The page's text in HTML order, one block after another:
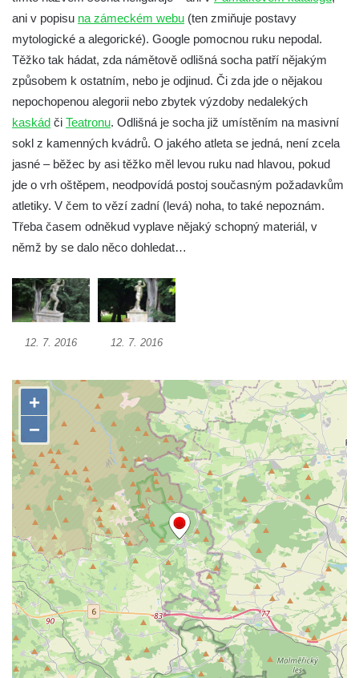
Socha Mamutí lebka v ZOO Hluboká
Socha Mamut srstnatý v ZOO Hluboká
Socha Orel v ZOO Hluboká
Socha Vydry si hrají v ZOO Hluboká
Socha Přátelství v ZOO Hluboká
Socha Matka příroda v ZOO Hluboká
Socha Lišky v ZOO Hluboká
Socha Vlčice s mládětem v ZOO Hluboká
Socha Rys číhající na srnu v ZOO Hluboká
Socha Tygr v ZOO Hluboká
Socha Želva v ZOO Hluboká
Socha Kozorožec horský v ZOO Hluboká
Socha Housenka v ZOO Hluboká
Socha Nosorožík v ZOO Hluboká
Socha Rosomák v ZOO Hluboká
Socha Beruška v ZOO Hluboká
Socha Vážka v ZOO Hluboká
Socha Volavka v ZOO Hluboká
Flamingo trůn v ZOO Hluboká
Lavička Kůň Převalského v ZOO Hluboká
Lysá nad Labem, barokní město Šporkovo
Socha Opičákovník v ZOO Hluboká
Socha Roháč v ZOO Hluboká
Socha Mystik v ZOO Hluboká
ani v popisu na zámeckém webu (ten zmiňuje postavy
mytologické a alegorické). Google pomocnou ruku nepodal.
Těžko tak hádat, zda námětově odlišná socha patří nějakým
způsobem k ostatním, nebo je odjinud. Či zda jde o nějakou
nepochopenou alegorii nebo zbytek výzdoby nedalekých
kaskád či Teatronu. Odlišná je socha již umístěním na masivní
sokl z kamenných kvádrů. O jakého atleta se jedná, není zcela
jasné – běžec by asi těžko měl levou ruku nad hlavou, pokud
jde o vrh oštěpem, neodpovídá postoj současným požadavkům
atletiky. V čem to vězí zadní (levá) noha, to také nepoznám.
Třeba časem odněkud vyplave nějaký schopný materiál, v
němž by se dalo něco dohledat…
12. 7. 2016 12. 7. 2016